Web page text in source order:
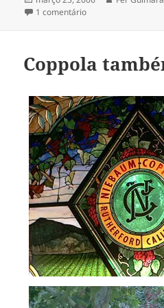
em
1 comentárioem uma tarde
Coppola